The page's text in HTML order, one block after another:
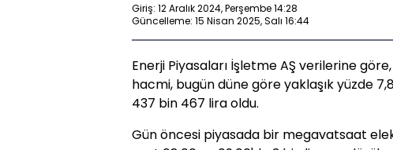
Giriş: 12 Aralık 2024, Perşembe 14:28
Güncelleme: 15 Nisan 2025, Salı 16:44
Enerji Piyasaları İşletme AŞ verilerine
hacmi, bugün düne göre yaklaşık yüzde
437 bin 467 lira oldu.
Gün öncesi piyasada bir megavatsaat